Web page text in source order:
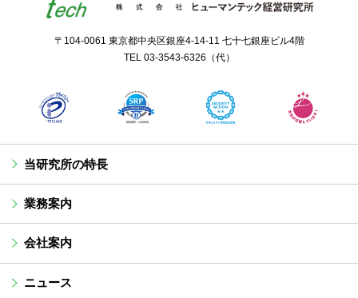
〒104-0061 東京都中央区銀座4-14-11 七十七銀座ビル4階
TEL 03-3543-6326 （代）
当研究所の特長
業務案内
会社案内
ニュース